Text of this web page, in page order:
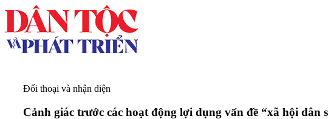
Đối thoại và nhận diện
Cảnh giác trước các hoạt động lợi dụng vấn đề “xã hội dân